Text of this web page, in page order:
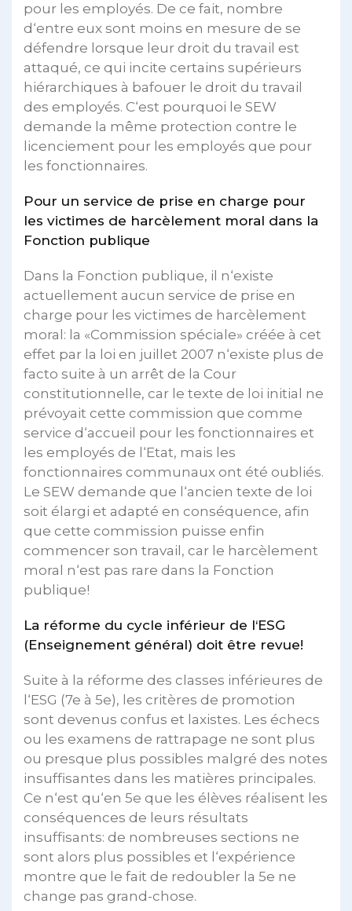
pour les employés. De ce fait, nombre
d‘entre eux sont moins en mesure de se
défendre lorsque leur droit du travail est
attaqué, ce qui incite certains supérieurs
hiérarchiques à bafouer le droit du travail
des employés. C‘est pourquoi le SEW
demande la même protection contre le
licenciement pour les employés que pour
les fonctionnaires.
Pour un service de prise en charge pour
les victimes de harcèlement moral dans la
Fonction publique
Dans la Fonction publique, il n‘existe
actuellement aucun service de prise en
charge pour les victimes de harcèlement
moral: la «Commission spéciale» créée à cet
effet par la loi en juillet 2007 n‘existe plus de
facto suite à un arrêt de la Cour
constitutionnelle, car le texte de loi initial ne
prévoyait cette commission que comme
service d‘accueil pour les fonctionnaires et
les employés de l‘Etat, mais les
fonctionnaires communaux ont été oubliés.
Le SEW demande que l‘ancien texte de loi
soit élargi et adapté en conséquence, afin
que cette commission puisse enfin
commencer son travail, car le harcèlement
moral n‘est pas rare dans la Fonction
publique!
La réforme du cycle inférieur de l‘ESG
(Enseignement général) doit être revue!
Suite à la réforme des classes inférieures de
l‘ESG (7e à 5e), les critères de promotion
sont devenus confus et laxistes. Les échecs
ou les examens de rattrapage ne sont plus
ou presque plus possibles malgré des notes
insuffisantes dans les matières principales.
Ce n‘est qu‘en 5e que les élèves réalisent les
conséquences de leurs résultats
insuffisants: de nombreuses sections ne
sont alors plus possibles et l‘expérience
montre que le fait de redoubler la 5e ne
change pas grand-chose.